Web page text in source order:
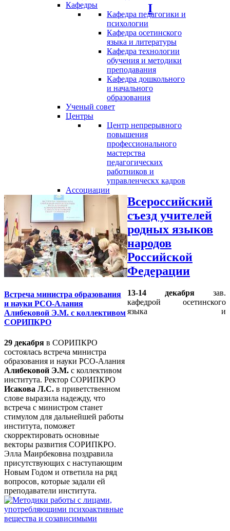
Кафедры
Кафедра педагогики и
психологии
Кафедра осетинского
языка и литературы
Кафедра технологии
обучения и методики
преподавания
Кафедра дошкольного
и начального
образования
Ученый совет
Центры
Центр непрерывного
повышения
профессионального
мастерства
педагогических
работников и
управленческх кадров
Ассоциации
Встреча министра образования
и науки РСО-Алания
Алибековой Э.М. с коллективом
СОРИПКРО
29 декабря в СОРИПКРО
состоялась встреча министра
образования и науки РСО-Алания
Алибековой Э.М. с коллективом
института. Ректор СОРИПКРО
Исакова Л.С. в приветственном
слове выразила надежду, что
встреча с министром станет
стимулом для дальнейшей работы
института, поможет
скорректировать основные
векторы развития СОРИПКРО.
Элла Маирбековна поздравила
присутствующих с наступающим
Новым Годом и ответила на ряд
вопросов, которые задали ей
преподаватели института.
I
Всероссийский
съезд учителей
родных языков
народов
Российской
Федерации
13-14 декабря зав.
кафедрой осетинского
языка и